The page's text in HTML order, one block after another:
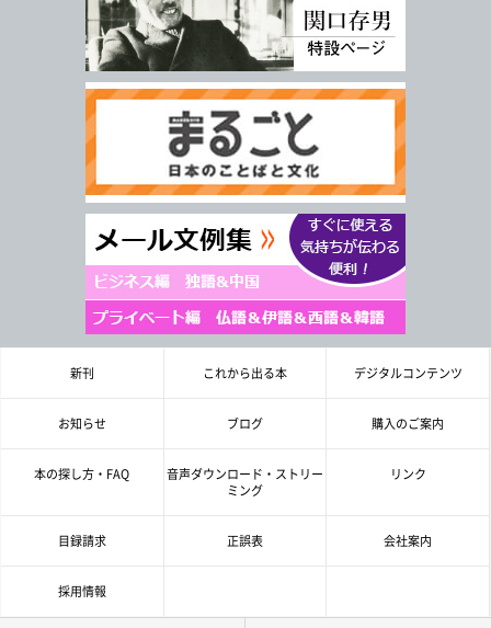
新刊 これから出る本 デジタルコンテンツ
お知らせ ブログ 購入のご案内
本の探し方・FAQ
音声ダウンロード・ストリー
ミング
リンク
目録請求 正誤表 会社案内
採用情報